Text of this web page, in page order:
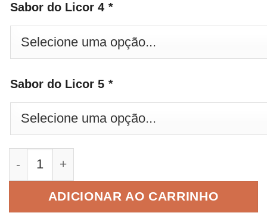
Sabor do Licor 4 *
Sabor do Licor 5 *
Combo 5 Licores Salinas Ouro quantidade
ADICIONAR AO CARRINHO